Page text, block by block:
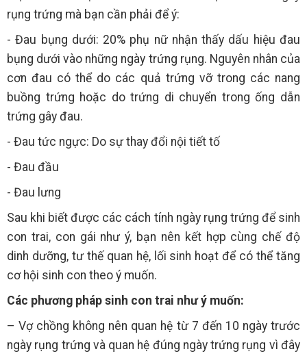
rụng trứng mà bạn cần phải để ý:
- Đau bụng dưới: 20% phụ nữ nhận thấy dấu hiệu đau
bụng dưới vào những ngày trứng rụng. Nguyên nhân của
cơn đau có thể do các quả trứng vỡ trong các nang
buồng trứng hoặc do trứng di chuyển trong ống dẫn
trứng gây đau.
- Đau tức ngực: Do sự thay đổi nội tiết tố
- Đau đầu
- Đau lưng
Sau khi biết được các cách tính ngày rụng trứng để sinh
con trai, con gái như ý, bạn nên kết hợp cùng chế độ
dinh dưỡng, tư thế quan hệ, lối sinh hoạt để có thể tăng
cơ hội sinh con theo ý muốn.
Các phương pháp sinh con trai như ý muốn:
– Vợ chồng không nên quan hệ từ 7 đến 10 ngày trước
ngày rụng trứng và quan hệ đúng ngày trứng rụng vì đây